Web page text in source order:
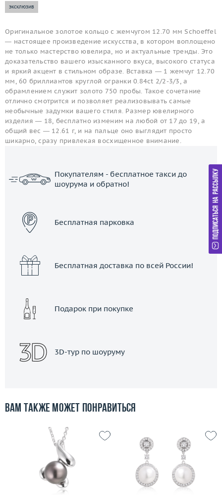
эксклюзив
Оригинальное золотое кольцо с жемчугом 12.70 мм Schoeffel
— настоящее произведение искусства, в котором воплощено
не только мастерство ювелира, но и актуальные тренды. Это
доказательство вашего изысканного вкуса, высокого статуса
и яркий акцент в стильном образе. Вставка — 1 жемчуг 12.70
мм, 60 бриллиантов круглой огранки 0.84ct 2/2-3/3, а
обрамлением служит золото 750 пробы. Такое сочетание
отлично смотрится и позволяет реализовывать самые
необычные задумки вашего стиля. Размер ювелирного
изделия — 18, бесплатно изменим на любой от 17 до 19, а
общий вес — 12.61 г, и на пальце оно выглядит просто
шикарно, сразу привлекая восхищенное внимание.
Покупателям - бесплатное такси до
шоурума и обратно!
Бесплатная парковка
Бесплатная доставка по всей России!
Подарок при покупке
3D-тур по шоуруму
Вам также может понравиться